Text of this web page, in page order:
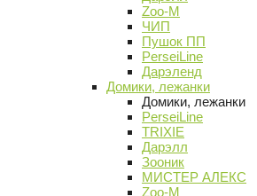
Zoo-M
ЧИП
Пушок ПП
PerseiLine
Дарэленд
Домики, лежанки
Домики, лежанки
PerseiLine
TRIXIE
Дарэлл
Зооник
МИСТЕР АЛЕКС
Zoo-M